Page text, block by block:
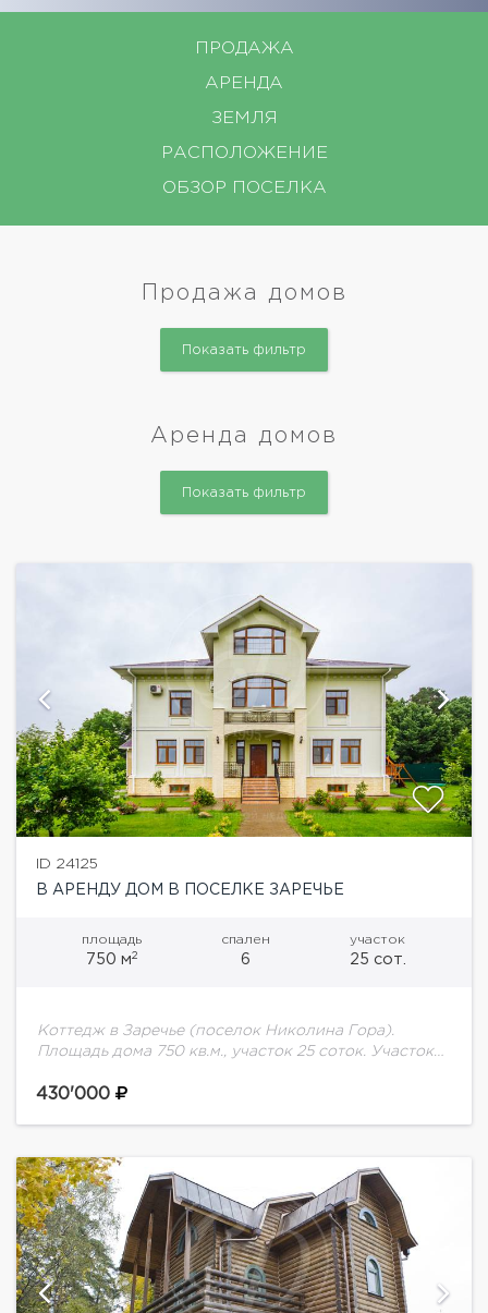
ПРОДАЖА
АРЕНДА
ЗЕМЛЯ
РАСПОЛОЖЕНИЕ
ОБЗОР ПОСЕЛКА
Продажа домов
Показать фильтр
Аренда домов
Показать фильтр
ID 24125
В АРЕНДУ ДОМ В ПОСЕЛКЕ ЗАРЕЧЬЕ
площадь
750 м2
спален
6
участок
25 сот.
Коттедж в Заречье (поселок Николина Гора).
Площадь дома 750 кв.м., участок 25 соток. Участок
машины с квартирой для охраны и водителей....
430'000